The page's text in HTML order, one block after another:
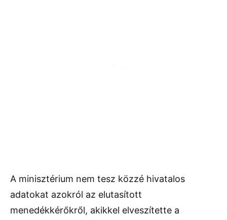
A minisztérium nem tesz közzé hivatalos
adatokat azokról az elutasított
menedékkérőkről, akikkel elveszítette a